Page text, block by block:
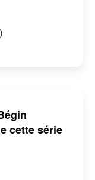
cette série